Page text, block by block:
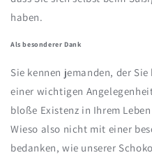
haben.
Als besonderer Dank
Sie kennen jemanden, der
einer wichtigen
bloße Existenz in Ihrem
Wieso also nicht mit einer
bedanken, wie unserer